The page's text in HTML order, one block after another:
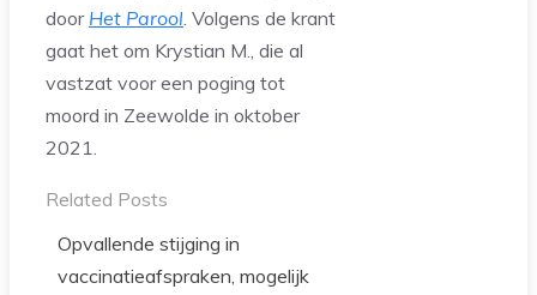
door Het Parool. Volgens de krant
gaat het om Krystian M., die al
vastzat voor een poging tot
moord in Zeewolde in oktober
2021.
Related Posts
Opvallende stijging in
vaccinatieafspraken, mogelijk